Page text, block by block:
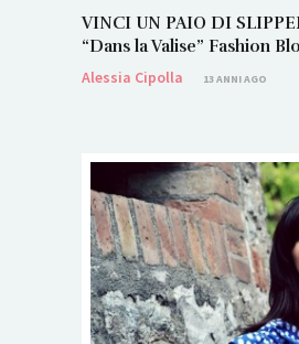
VINCI UN PAIO DI
“Dans la Valise” Fashion
Alessia Cipolla
13 ANNI AGO